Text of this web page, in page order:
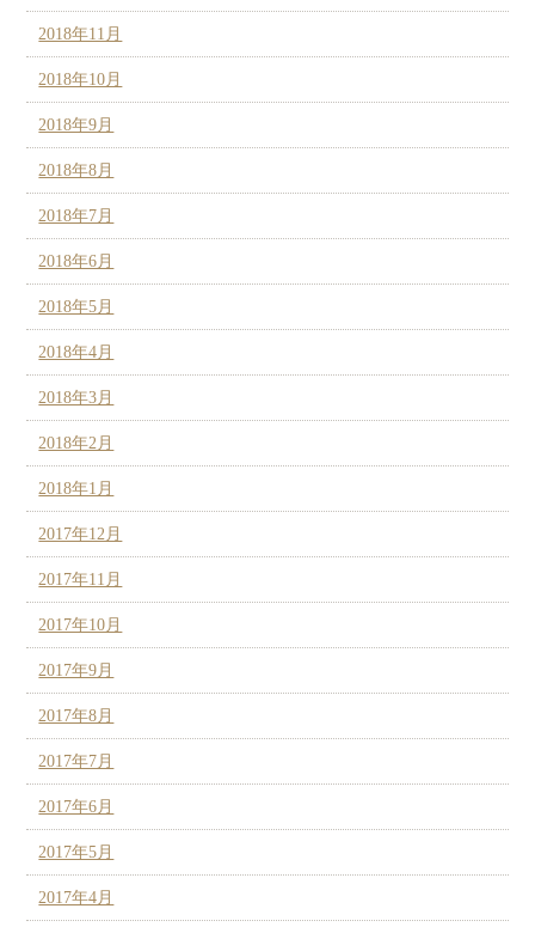
2018年11月
2018年10月
2018年9月
2018年8月
2018年7月
2018年6月
2018年5月
2018年4月
2018年3月
2018年2月
2018年1月
2017年12月
2017年11月
2017年10月
2017年9月
2017年8月
2017年7月
2017年6月
2017年5月
2017年4月